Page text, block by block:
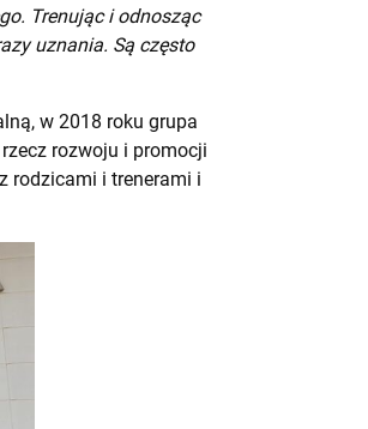
Trenując i odnosząc
uznania. Są często
w 2018 roku grupa
rzecz rozwoju i promocji
rodzicami i trenerami i